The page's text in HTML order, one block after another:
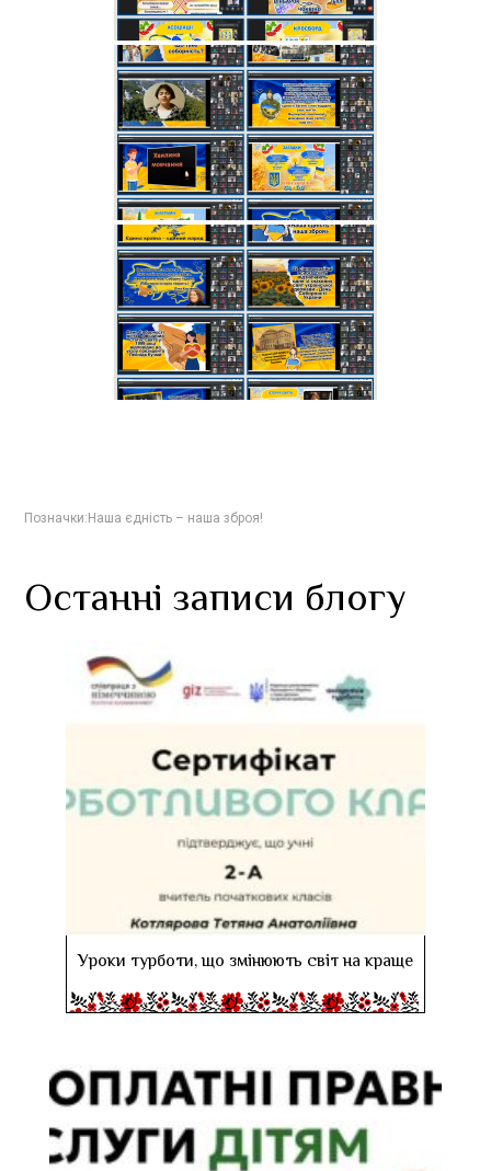
Позначки:Наша єдність – наша зброя!
Останні записи блогу
Уроки турботи, що змінюють світ на краще